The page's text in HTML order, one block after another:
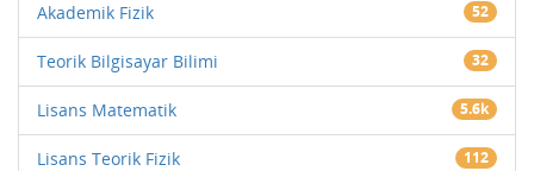
Akademik Fizik 52
Teorik Bilgisayar Bilimi 32
Lisans Matematik 5.6k
Lisans Teorik Fizik 112